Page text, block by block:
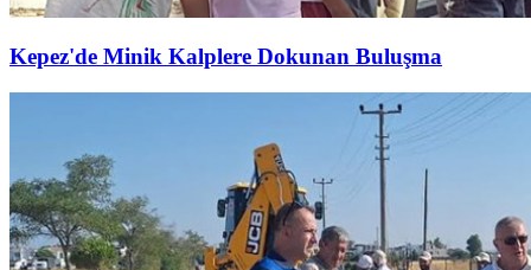
Kepez'de Minik Kalplere Dokunan Buluşma